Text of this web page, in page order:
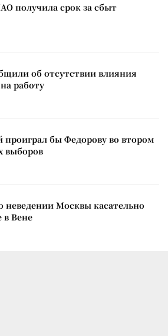
получила срок за сбыт
об отсутствии влияния
работу
проиграл бы Федорову во втором
выборов
неведении Москвы касательно
в Вене